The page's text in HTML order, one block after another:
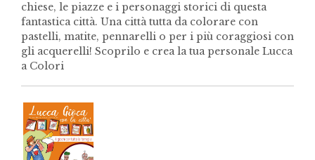
chiese, le piazze e i personaggi storici di questa
fantastica città. Una città tutta da colorare con
pastelli, matite, pennarelli o per i più coraggiosi con
gli acquerelli! Scoprilo e crea la tua personale Lucca
a Colori